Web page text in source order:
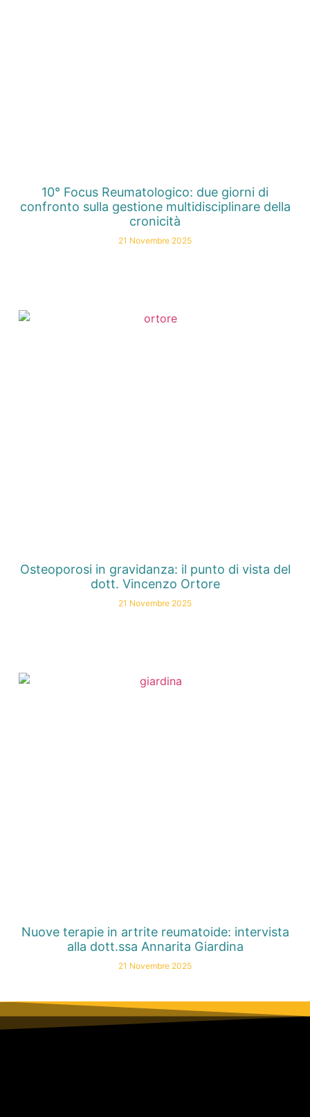
10° Focus Reumatologico: due giorni di
confronto sulla gestione multidisciplinare della
cronicità
21 Novembre 2025
Osteoporosi in gravidanza: il punto di vista del
dott. Vincenzo Ortore
21 Novembre 2025
Nuove terapie in artrite reumatoide: intervista
alla dott.ssa Annarita Giardina
21 Novembre 2025